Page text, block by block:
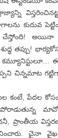
కుదువ
చేస్తోంది! అయినా
తప్పు!
చిన్నమాట
కంటే, పేదల
ప్రాంతీయ
చైనా